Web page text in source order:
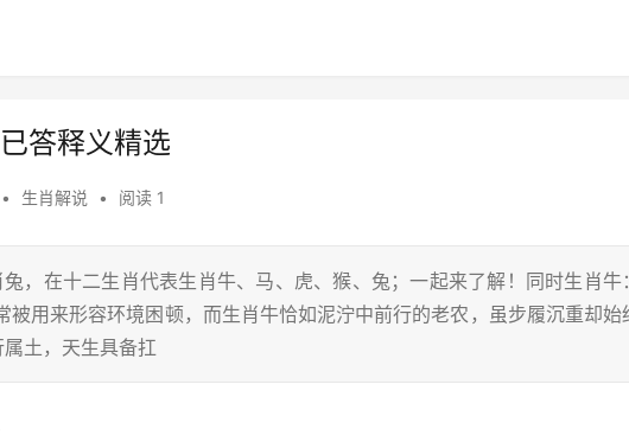
答释义精选
• 生肖解说 • 阅读 1
，在十二生肖代表生肖牛、马、虎、猴、兔；一起来了解！同时生肖牛：
被用来形容环境困顿，而生肖牛恰如泥泞中前行的老农，虽步履沉重却始
土，天生具备扛